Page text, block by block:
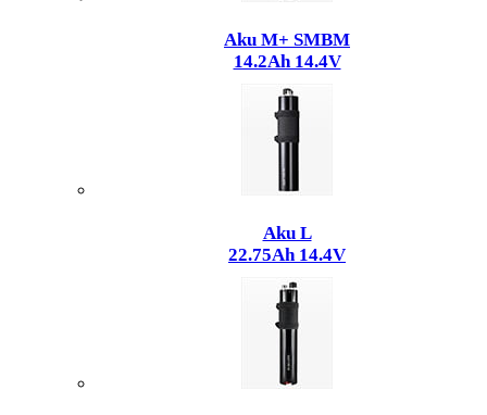
Aku M+ SMBM
14.2Ah 14.4V
Aku L
22.75Ah 14.4V